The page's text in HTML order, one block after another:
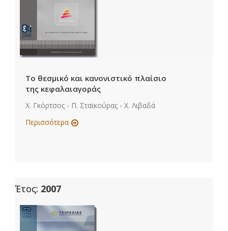
Το θεσμικό και κανονιστικό πλαίσιο
της κεφαλαιαγοράς
Χ. Γκόρτσος - Π. Σταϊκούρας - Χ. Λιβαδά
Περισσότερα
Έτος: 2007